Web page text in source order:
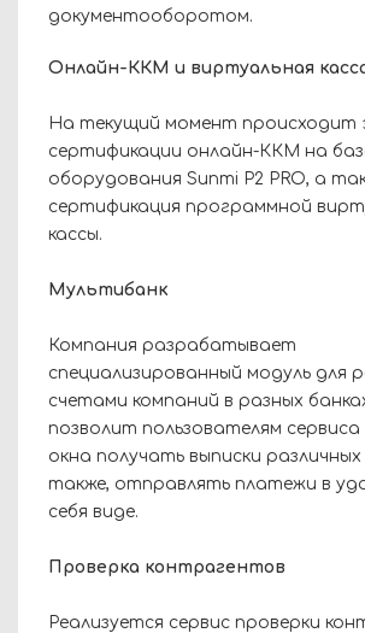
документооборотом.
Онлайн-ККМ и виртуальная
На текущий момент происходит
сертификации онлайн-ККМ на
оборудования Sunmi P2 PRO, а
сертификация программной
кассы.
Мультибанк
Компания разрабатывает
специализированный модуль для
счетами компаний в разных
позволит пользователям сервиса
окна получать выписки различных
также, отправлять платежи в
себя виде.
Проверка контрагентов
Реализуется сервис проверки